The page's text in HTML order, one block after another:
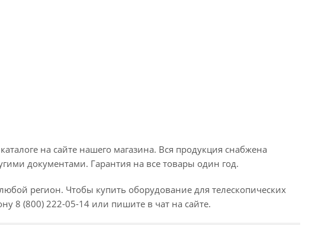
на сайте нашего магазина. Вся продукция снабжена
документами. Гарантия на все товары один год.
регион. Чтобы купить оборудование для телескопических
8 (800) 222-05-14 или пишите в чат на сайте.